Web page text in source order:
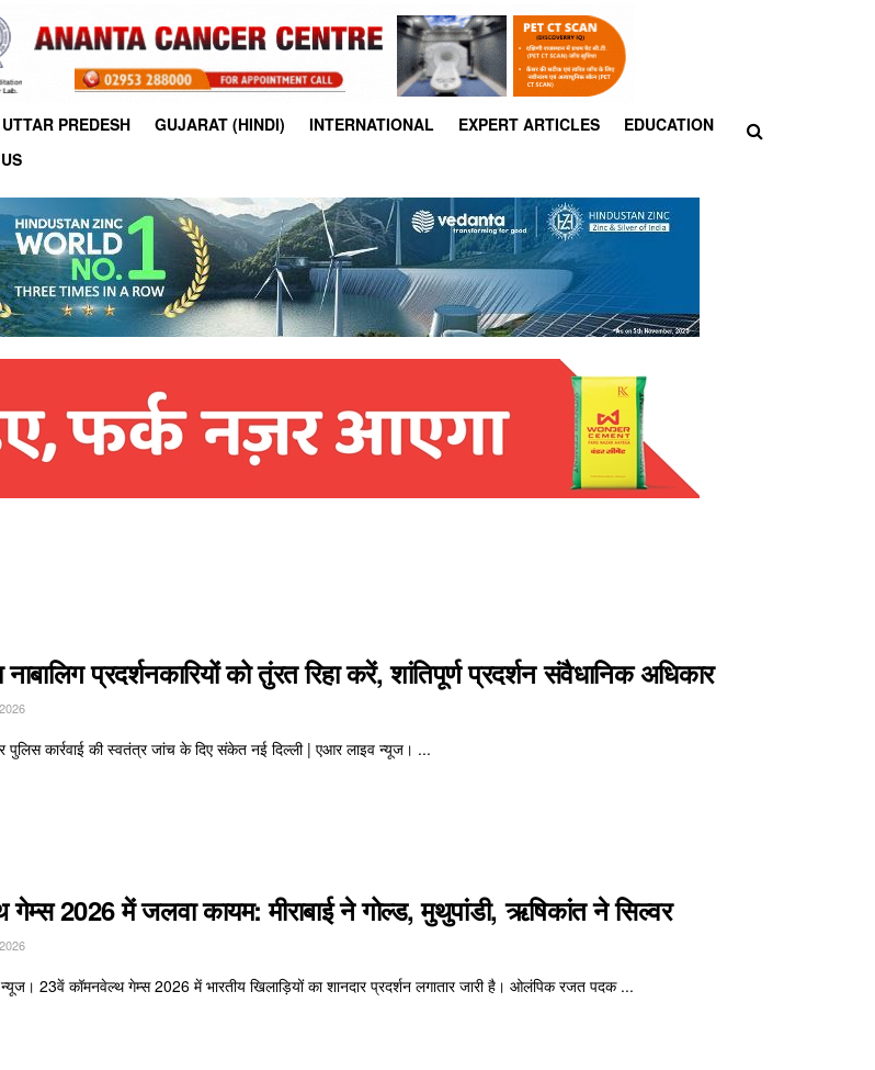
UTTAR PREDESH GUJARAT (HINDI) INTERNATIONAL EXPERT ARTICLES
EDUCATION
प्रदर्शनकारियों को तुंरत रिहा करें, शांतिपूर्ण प्रदर्शन संवैधानिक अधिकार
पुलिस कार्रवाई की स्वतंत्र जांच के दिए संकेत नई दिल्ली | एआर लाइव न्यूज। ...
गेम्स 2026 में जलवा कायम: मीराबाई ने गोल्ड, मुथुपांडी, ऋषिकांत ने सिल्वर
23वें कॉमनवेल्थ गेम्स 2026 में भारतीय खिलाड़ियों का शानदार प्रदर्शन लगातार जारी है। ओलंपिक रजत पदक ...